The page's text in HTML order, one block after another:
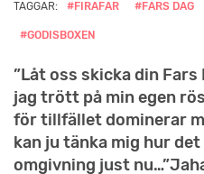
TAGGAR: #FIRAFAR #FARS DAG
#GODISBOXEN
”Låt oss skicka din
jag trött på min egen
för tillfället dominerar
kan ju tänka mig hur
omgivning just